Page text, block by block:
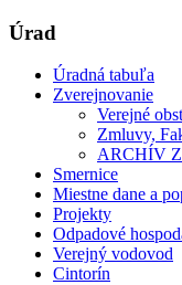
Úrad
Úradná tabuľa
Zverejnovanie
Verejné
Zmluvy,
ARCHÍV
Smernice
Miestne dane a
Projekty
Odpadové
Verejný vodovod
Cintorín